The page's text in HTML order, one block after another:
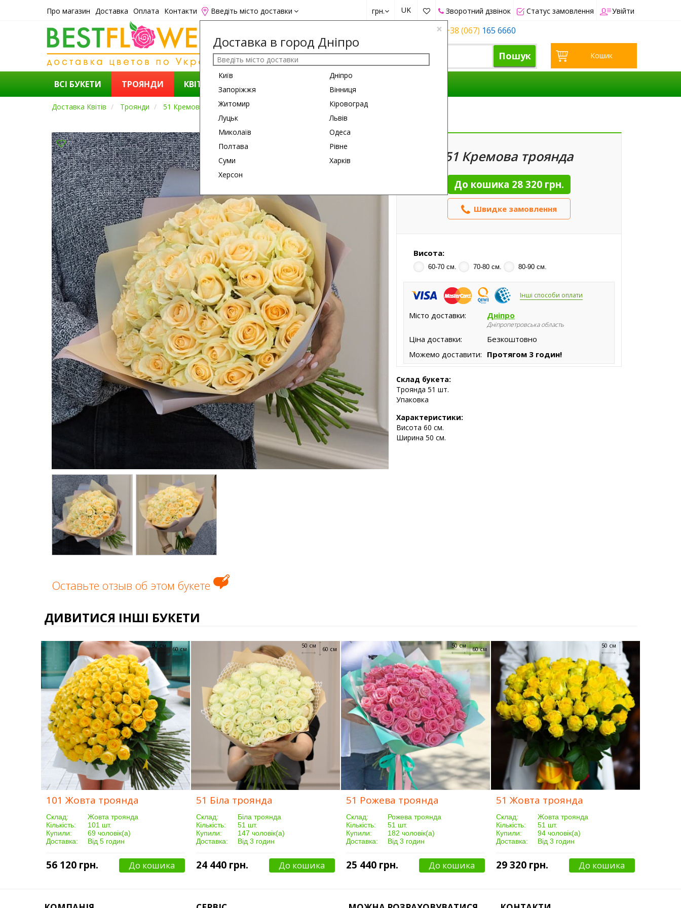
Про магазин Доставка Оплата Контакти Введіть місто доставки
×
Доставка в город Дніпро
Київ
Дніпро
Запоріжжя
Вінниця
Житомир
Кіровоград
Луцьк
Львів
Миколаїв
Одеса
Полтава
Рівне
Суми
Харків
Херсон
грн. UK Зворотний дзвінок Статус замовлення Увійти
+38 (067) 165 6660
Пошук Кошик
ВСІ БУКЕТИ ТРОЯНДИ КВІТИ
Доставка Квітів Троянди 51 Кремова Троянда
50 см
Оставьте отзыв об этом букете
51 Кремова троянда
До кошика 28 320 грн.
Швидке замовлення
Висота:
60-70 см. 70-80 см. 80-90 см.
Інші способи оплати
Місто доставки: Дніпро
Дніпропетровська область
Ціна доставки:
Безкоштовно
Можемо доставити: Протягом 3 годин!
Склад букета:
Троянда 51 шт.
Упаковка
Характеристики:
Висота 60 см.
Ширина 50 см.
ДИВИТИСЯ ІНШІ БУКЕТИ
60 см
60 см
101 Жовта троянда
Склад:
Жовта троянда
Кількість:
101 шт.
Купили:
69 чоловік(а)
Доставка:
Від 5 годин
56 120 грн. До кошика
60 см
50 см
51 Біла троянда
Склад:
Біла троянда
Кількість:
51 шт.
Купили:
147 чоловік(а)
Доставка:
Від 3 годин
24 440 грн. До кошика
60 см
50 см
51 Рожева троянда
Склад:
Рожева троянда
Кількість:
51 шт.
Купили:
182 чоловік(а)
Доставка:
Від 3 годин
25 440 грн. До кошика
60 см
50 см
51 Жовта троянда
Склад:
Жовта троянда
Кількість:
51 шт.
Купили:
94 чоловік(а)
Доставка:
Від 3 годин
29 320 грн. До кошика